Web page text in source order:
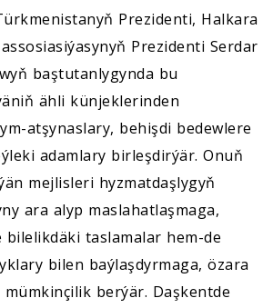
Prezidenti, Halkara
Prezidenti Serdar
baştutanlygynda bu
ähli künjeklerinden
atşynaslary, behişdi bedewlere
adamlary birleşdirýär. Onuň
mejlisleri hyzmatdaşlygyň
ara alyp maslahatlaşmaga,
bilelikdäki taslamalar hem-de
bilen baýlaşdyrmaga, özara
berýär. Daşkentde